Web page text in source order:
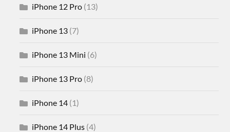
iPhone 12 Pro (13)
iPhone 13 (7)
iPhone 13 Mini (6)
iPhone 13 Pro (8)
iPhone 14 (1)
iPhone 14 Plus (4)